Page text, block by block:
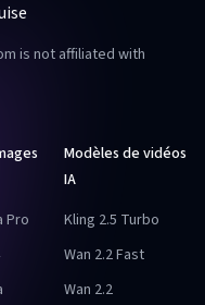
is not affiliated with
Pro
Modèles de vidéos
IA
Kling 2.5 Turbo
Wan 2.2 Fast
Wan 2.2